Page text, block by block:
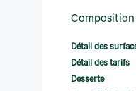
Détail des
Détail des tarifs
Desserte